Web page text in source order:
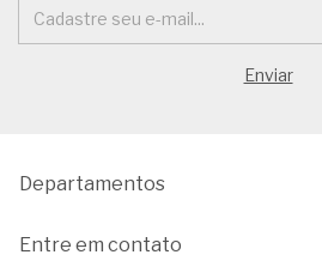
Departamentos
Entre em contato